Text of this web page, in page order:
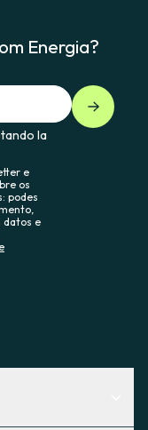
Energia?
la
e
os
podes
datos e